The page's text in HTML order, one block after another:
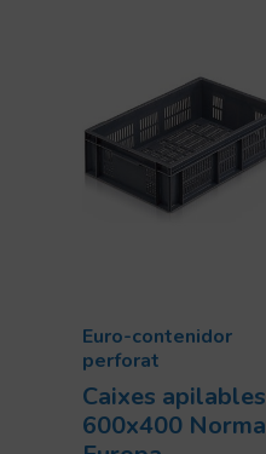
Euro-contenidor
perforat
Caixes apilables
600x400 Norma